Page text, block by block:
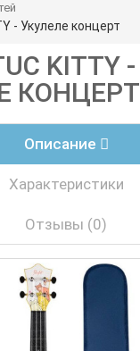
- Укулеле концерт
KITTY -
КОНЦЕРТ
Описание
Характеристики
Отзывы (0)